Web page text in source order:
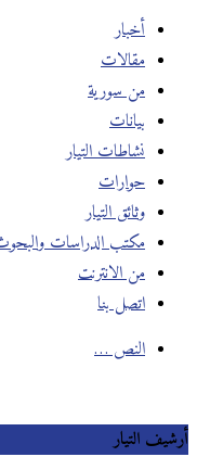
أخبار
مقالات
من سورية
بيانات
نشاطات التيار
حوارات
وثائق التيار
مكتب الدراسات والبحوث
من الانترنت
اتصل بنا
النص …
أرشيف التيار